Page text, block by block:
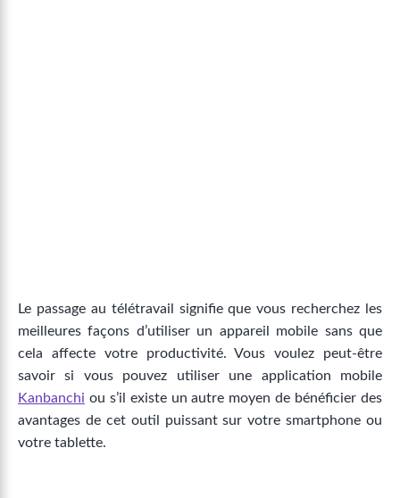
Le passage au télétravail signifie que vous recherchez les
meilleures façons d’utiliser un appareil mobile sans que
cela affecte votre productivité. Vous voulez peut-être
savoir si vous pouvez utiliser une application mobile
Kanbanchi ou s’il existe un autre moyen de bénéficier des
avantages de cet outil puissant sur votre smartphone ou
votre tablette.